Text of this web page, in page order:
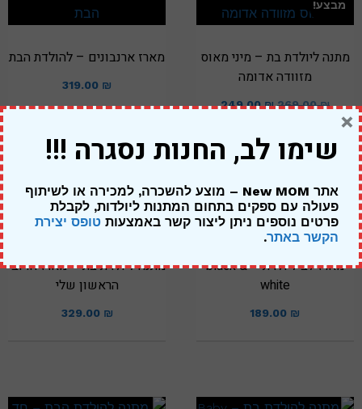
מבצע!
מתנה ליולדת בת – מיני מאוס
מזוודה אדומה
269.00₪
249.00₪
מארז ארנבונים – להולדת הבת
319.00 ₪
מארז לב ליולדת – black &
white
189.00 ₪
מתנה ליולדת בת – מארז הדובי
הראשון שלי
329.00 ₪
שימו לב, החנות נסגרה !!!
אתר New MOM – מוצע להשכרה, למכירה או לשיתוף
פעולה עם ספקים בתחום המתנות ליולדות, לקבלת
פרטים נוספים ניתן ליצור קשר באמצעות טופס יצירת
הקשר באתר.
×